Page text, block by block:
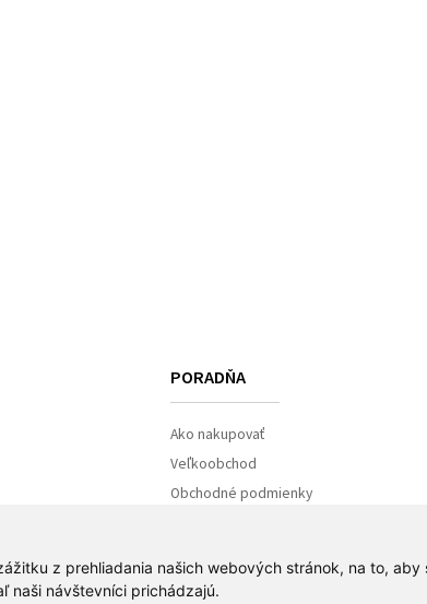
z prehliadania našich webových stránok, na to,
naši návštevníci prichádzajú.
PORADŇA
Ako nakupovať
Veľkoobchod
Obchodné podmienky